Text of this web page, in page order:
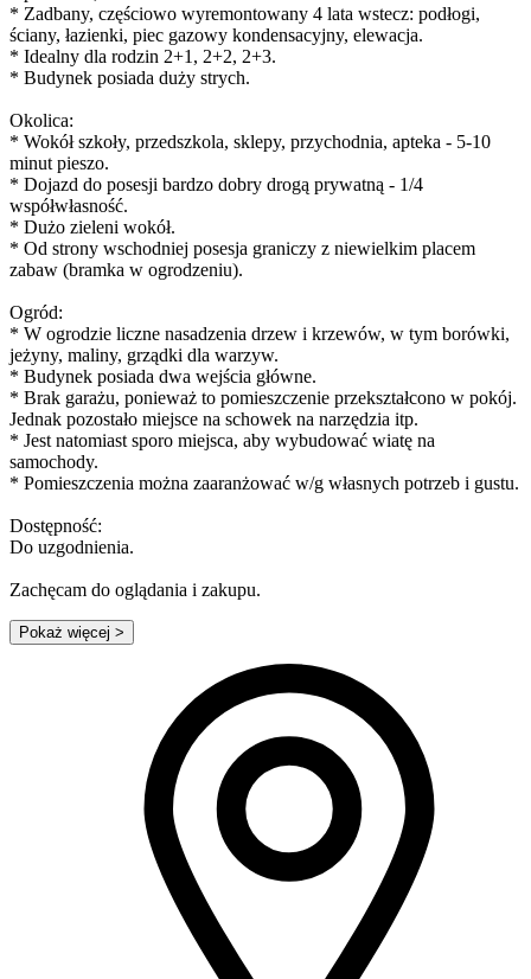
* Zadbany, częściowo wyremontowany 4 lata wstecz: podłogi,
ściany, łazienki, piec gazowy kondensacyjny, elewacja.
* Idealny dla rodzin 2+1, 2+2, 2+3.
* Budynek posiada duży strych.
Okolica:
* Wokół szkoły, przedszkola, sklepy, przychodnia, apteka - 5-10
minut pieszo.
* Dojazd do posesji bardzo dobry drogą prywatną - 1/4
współwłasność.
* Dużo zieleni wokół.
* Od strony wschodniej posesja graniczy z niewielkim placem
zabaw (bramka w ogrodzeniu).
Ogród:
* W ogrodzie liczne nasadzenia drzew i krzewów, w tym borówki,
jeżyny, maliny, grządki dla warzyw.
* Budynek posiada dwa wejścia główne.
* Brak garażu, ponieważ to pomieszczenie przekształcono w pokój.
Jednak pozostało miejsce na schowek na narzędzia itp.
* Jest natomiast sporo miejsca, aby wybudować wiatę na
samochody.
* Pomieszczenia można zaaranżować w/g własnych potrzeb i gustu.
Dostępność:
Do uzgodnienia.
Zachęcam do oglądania i zakupu.
Pokaż więcej >